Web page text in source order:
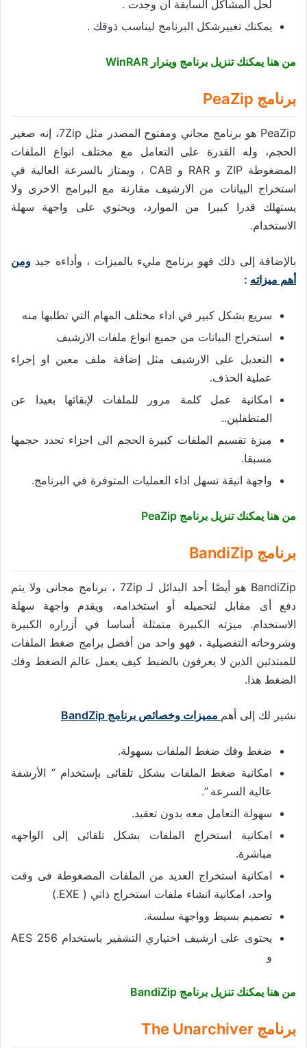
لحل المشاكل السابقة أن وجدت .
يمكنك تغييرشكل البرنامج ليناسب ذوقك .
من هنا يمكنك تنزيل برنامج وينرار WinRAR
برنامج PeaZip
PeaZip هو برنامج مجاني ومفتوح المصدر مثل 7Zip، إنه صغير
الحجم، وله القدرة على التعامل مع مختلف انواع الملفات
المضغوطة ZIP و RAR و CAB ، ويمتاز بالسرعة العالية في
استخراج البيانات من الارشيف مقارنة مع البرامج الاخرى ولا
يستهلك قدرا كبيرا من الموارد، ويحتوي على واجهة سهلة
الاستخدام.
بالإضافة إلى ذلك فهو برنامج مليء بالميزات ، وأداءه جيد ومن
أهم ميزاته :
سريع بشكل كبير في اداء مختلف المهام التي تطلبها منه
استخراج البيانات من جميع انواع ملفات الارشيف
التعديل على الارشيف مثل إضافة ملف معين او إجراء
عملية الحذف.
امكانية عمل كلمة مرور للملفات لإبقائها بعيدا عن
المتطفلين..
ميزة تقسيم الملفات كبيرة الحجم الى اجزاء تحدد حجمها
مسبقا.
واجهة انيقة تسهل اداء العمليات المتوفرة في البرنامج.
من هنا يمكنك تنزيل برنامج PeaZip
برنامج BandiZip
BandiZip هو أيضًا أحد البدائل لـ 7Zip ، برنامج مجانى ولا يتم
دفع أى مقابل لتحميله أو استخدامه، ويقدم واجهة سهلة
الاستخدام. ميزته الكبيرة متمثلة أساسا في أزراره الكبيرة
وشروحاته التفصيلية ، فهو واحد من أفضل برامج ضغط الملفات
للمبتدئين الذين لا يعرفون بالضبط كيف يعمل عالم الضغط وفك
الضغط هذا.
نشير لك إلى أهم مميزات وخصائص برنامج BandZip
ضغط وفك ضغط الملفات بسهولة.
امكانية ضغط الملفات بشكل تلقائى بإستخدام ” الأرشفة
عالية السرعة ”.
سهولة التعامل معه بدون تعقيد.
امكانية استخراج الملفات بشكل تلقائى إلى الواجهه
مباشرة.
امكانية استخراج العديد من الملفات المضغوطة فى وقت
واحد، امكانية انشاء ملفات استخراج ذاتي ( EXE.)
تصميم بسيط وواجهة سلسة.
يحتوى على ارشيف اختياري التشفير باستخدام AES 256
و
من هنا يمكنك تنزيل برنامج BandiZip
برنامج The Unarchiver